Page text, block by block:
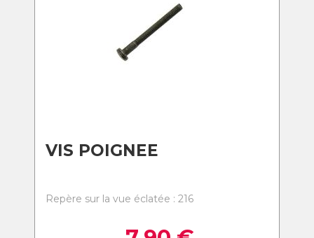
VIS POIGNEE
Repère sur la vue éclatée : 216